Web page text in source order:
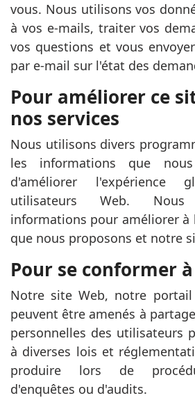
vous. Nous utilisons vos
à vos e-mails, traiter vos
vos questions et vous
par e-mail sur l'état des
Pour améliorer ce
nos services
Nous utilisons divers
les informations que
d'améliorer l'expérience
utilisateurs Web.
informations pour améliorer à
que nous proposons et notre
Pour se conformer
Notre site Web, notre
peuvent être amenés à
personnelles des utilisateurs
à diverses lois et
produire lors de
d'enquêtes ou d'audits.